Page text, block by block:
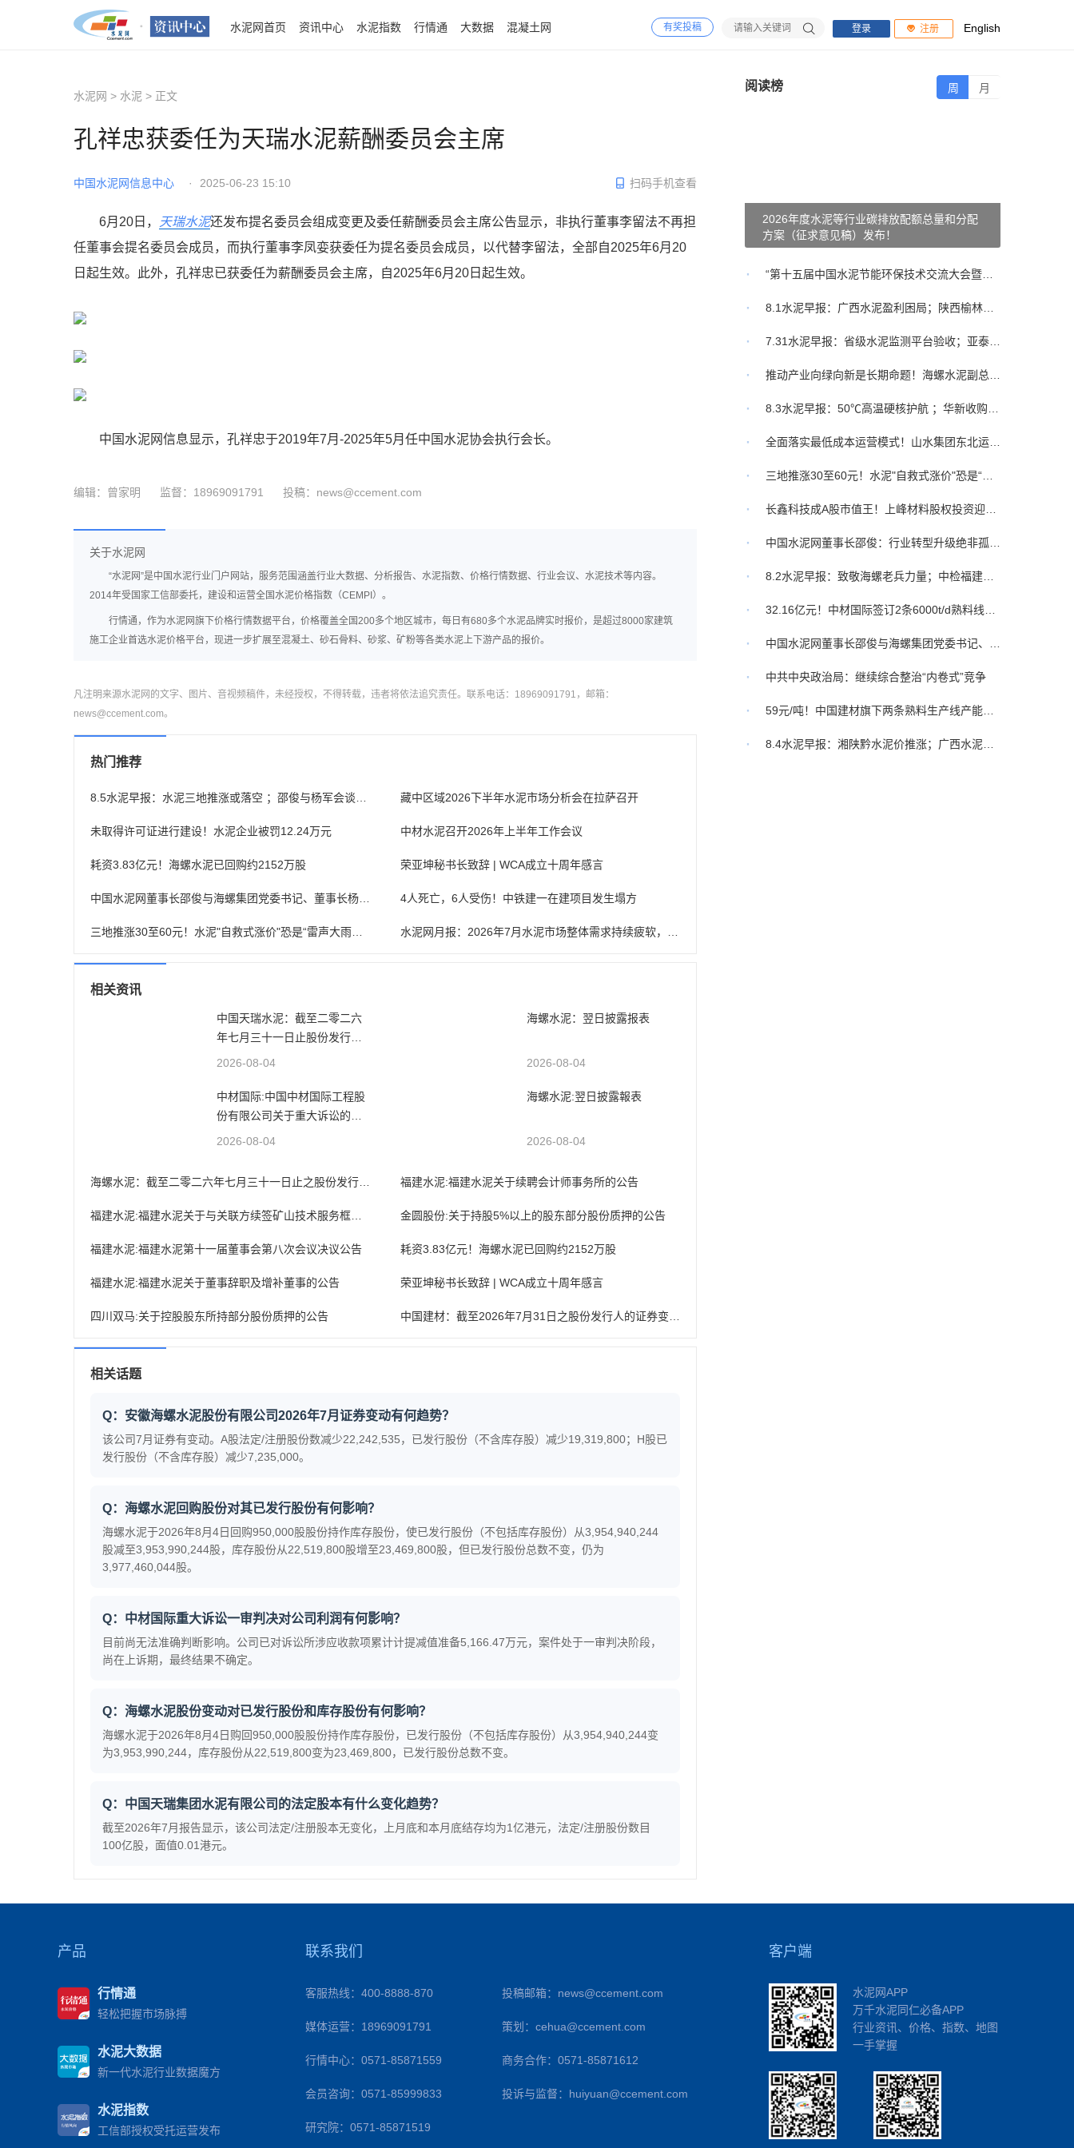
水泥网首页 资讯中心 水泥指数 行情通 大数据 混凝土网 English
登录 注册
有奖投稿
水泥网 > 水泥 > 正文
孔祥忠获委任为天瑞水泥薪酬委员会主席
中国水泥网信息中心 · 2025-06-23 15:10 扫码手机查看
6月20日， 天瑞水泥还发布提名委员会组成变更及委任薪酬委员会主席公告显示，非执行董事李留法不再担
任董事会提名委员会成员，而执行董事李凤娈获委任为提名委员会成员，以代替李留法，全部自2025年6月20
日起生效。此外，孔祥忠已获委任为薪酬委员会主席，自2025年6月20日起生效。
中国水泥网信息显示，孔祥忠于2019年7月-2025年5月任中国水泥协会执行会长。
编辑：曾家明 监督：18969091791 投稿：news@ccement.com
关于水泥网
“水泥网”是中国水泥行业门户网站，服务范围涵盖行业大数据、分析报告、水泥指数、价格行情数据、行业会议、水泥技术等内容。
2014年受国家工信部委托，建设和运营全国水泥价格指数（CEMPI）。
行情通，作为水泥网旗下价格行情数据平台，价格覆盖全国200多个地区城市，每日有680多个水泥品牌实时报价，是超过8000家建筑
施工企业首选水泥价格平台，现进一步扩展至混凝土、砂石骨料、砂浆、矿粉等各类水泥上下游产品的报价。
凡注明来源水泥网的文字、图片、音视频稿件，未经授权，不得转载，违者将依法追究责任。联系电话：18969091791，邮箱：
news@ccement.com。
热门推荐
未取得许可证进行建设！水泥企业被罚12.24万元
耗资3.83亿元！海螺水泥已回购约2152万股
藏中区域2026下半年水泥市场分析会在拉萨召开
中材水泥召开2026年上半年工作会议
荣亚坤秘书长致辞 | WCA成立十周年感言
4人死亡，6人受伤！中铁建一在建项目发生塌方
相关资讯
中国天瑞水泥：截至二零二六
年七月三十一日止股份发行人
的证券变动月报表
2026-08-04
海螺水泥：翌日披露报表
2026-08-04
中材国际:中国中材国际工程股
份有限公司关于重大诉讼的进
展公告
2026-08-04
海螺水泥:翌日披露報表
2026-08-04
福建水泥:福建水泥第十一届董事会第八次会议决议公告
福建水泥:福建水泥关于董事辞职及增补董事的公告
四川双马:关于控股股东所持部分股份质押的公告
福建水泥:福建水泥关于续聘会计师事务所的公告
金圆股份:关于持股5%以上的股东部分股份质押的公告
耗资3.83亿元！海螺水泥已回购约2152万股
荣亚坤秘书长致辞 | WCA成立十周年感言
相关话题
Q：安徽海螺水泥股份有限公司2026年7月证券变动有何趋势？
该公司7月证券有变动。A股法定/注册股份数减少22,242,535，已发行股份（不含库存股）减少19,319,800；H股已
发行股份（不含库存股）减少7,235,000。
Q：海螺水泥回购股份对其已发行股份有何影响？
海螺水泥于2026年8月4日回购950,000股股份持作库存股份，使已发行股份（不包括库存股份）从3,954,940,244
股减至3,953,990,244股，库存股份从22,519,800股增至23,469,800股，但已发行股份总数不变，仍为
3,977,460,044股。
Q：中材国际重大诉讼一审判决对公司利润有何影响？
目前尚无法准确判断影响。公司已对诉讼所涉应收款项累计计提减值准备5,166.47万元，案件处于一审判决阶段，
尚在上诉期，最终结果不确定。
Q：海螺水泥股份变动对已发行股份和库存股份有何影响？
海螺水泥于2026年8月4日购回950,000股股份持作库存股份，已发行股份（不包括库存股份）从3,954,940,244变
为3,953,990,244，库存股份从22,519,800变为23,469,800，已发行股份总数不变。
Q：中国天瑞集团水泥有限公司的法定股本有什么变化趋势？
截至2026年7月报告显示，该公司法定/注册股本无变化，上月底和本月底结存均为1亿港元，法定/注册股份数目
100亿股，面值0.01港元。
阅读榜 周 月
国务院发布重磅文件！水泥行业六条"高压
7涨24跌！2026上半年各地区水泥产量排行来了
沂州建材总经理高立强一行到访中国水泥网
2026年度水泥等行业碳排放配额总量和分配
方案（征求意见稿）发布！
中共中央政治局：继续综合整治“内卷式”竞争
产品
行情通
轻松把握市场脉搏
水泥大数据
新一代水泥行业数据魔方
水泥指数
工信部授权受托运营发布
联系我们
客服热线：400-8888-870
媒体运营：18969091791
行情中心：0571-85871559
会员咨询：0571-85999833
研究院：0571-85871519
投稿邮箱：news@ccement.com
策划：cehua@ccement.com
商务合作：0571-85871612
投诉与监督：huiyuan@ccement.com
客户端
水泥网APP
万千水泥同仁必备APP
行业资讯、价格、指数、地图
一手掌握